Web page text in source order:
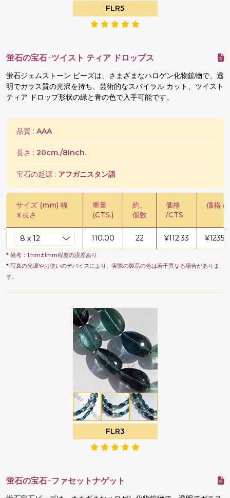
FLR5
蛍石の宝石-ツイスト ティア ドロップス
蛍石ジェムストーン ビーズは、さまざまなハロゲン化物鉱物で、透
明でガラス質の光沢を持ち、芸術的なスパイラル カット、ツイスト
ティア ドロップ形状の緑と青の色で入手可能です。
品質 : AAA
長さ : 20cm./8Inch.
宝石の起源 : アフガニスタン語
サイズ (mm) 幅
x長さ
重量
(CTS.)
約。
個数
価格
/CTS
価格 /
110.00 22 ¥112.33 ¥
* 備考：1mm±1mm程度の誤差あり
* 写真の光源やお使いのデバイスにより、実際の製品の色は若干異なる場合がありま
す。
FLR3
蛍石の宝石-ファセットナゲット